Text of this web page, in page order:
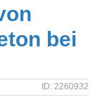
bei
ID: 2260932